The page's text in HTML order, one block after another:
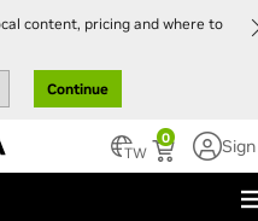
content, pricing and where to
Continue
0
TW